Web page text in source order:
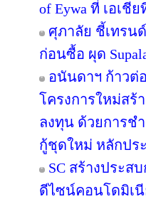
of Eywa ที่ เอเชี
ศุภาลัย ชี้เทรน
ก่อนซื้อ ผุด
อนันดาฯ ก้าวต่
โครงการใหม่สร้
ลงทุน ด้วยการช
กู้ชุดใหม่ หลักปร
SC สร้างประส
ดีไซน์คอนโดมิเนี